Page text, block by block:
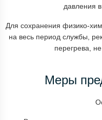
давления
Для сохранения физико-
на весь период службы,
перегрева,
Меры